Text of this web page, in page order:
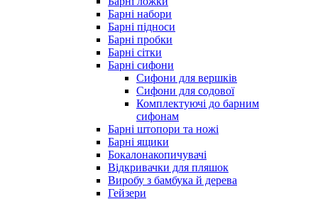
Барні набори
Барні підноси
Барні пробки
Барні сітки
Барні сифони
Сифони для вершків
Сифони для содової
Комплектуючі до барним
сифонам
Барні штопори та ножі
Барні ящики
Бокалонакопичувачі
Відкривачки для пляшок
Виробу з бамбука й дерева
Гейзери